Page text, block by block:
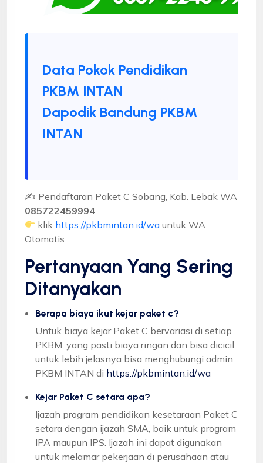
Data Pokok Pendidikan
PKBM INTAN
Dapodik Bandung PKBM
INTAN
✍ Pendaftaran Paket C Sobang, Kab. Lebak WA
085722459994
klik https://pkbmintan.id/wa untuk WA
Otomatis
Pertanyaan Yang Sering
Ditanyakan
Berapa biaya ikut kejar paket c?
Untuk biaya kejar Paket C bervariasi di setiap
PKBM, yang pasti biaya ringan dan bisa dicicil,
untuk lebih jelasnya bisa menghubungi admin
PKBM INTAN di https://pkbmintan.id/wa
Kejar Paket C setara apa?
Ijazah program pendidikan kesetaraan Paket C
setara dengan ijazah SMA, baik untuk program
IPA maupun IPS. Ijazah ini dapat digunakan
untuk melamar pekerjaan di perusahaan atau